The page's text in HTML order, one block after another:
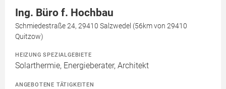
Ing. Büro f. Hochbau
Schmiedestraße 24, 29410 Salzwedel (56km von 29410
Quitzow)
HEIZUNG SPEZIALGEBIETE
Solarthermie, Energieberater, Architekt
ANGEBOTENE TÄTIGKEITEN